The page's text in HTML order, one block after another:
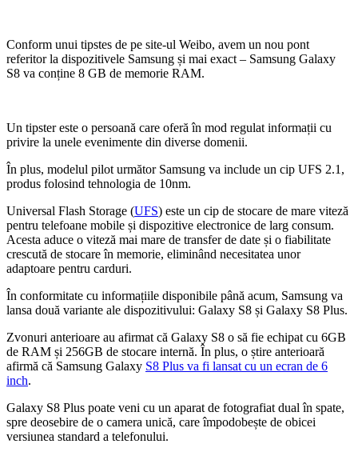
Conform unui tipstes de pe site-ul Weibo, avem un nou pont
referitor la dispozitivele Samsung și mai exact – Samsung Galaxy
S8 va conține 8 GB de memorie RAM.
Un tipster este o persoană care oferă în mod regulat informații cu
privire la unele evenimente din diverse domenii.
În plus, modelul pilot următor Samsung va include un cip UFS 2.1,
produs folosind tehnologia de 10nm.
Universal Flash Storage (UFS) este un cip de stocare de mare viteză
pentru telefoane mobile și dispozitive electronice de larg consum.
Acesta aduce o viteză mai mare de transfer de date și o fiabilitate
crescută de stocare în memorie, eliminând necesitatea unor
adaptoare pentru carduri.
În conformitate cu informațiile disponibile până acum, Samsung va
lansa două variante ale dispozitivului: Galaxy S8 și Galaxy S8 Plus.
Zvonuri anterioare au afirmat că Galaxy S8 o să fie echipat cu 6GB
de RAM și 256GB de stocare internă. În plus, o știre anterioară
afirmă că Samsung Galaxy S8 Plus va fi lansat cu un ecran de 6
inch.
Galaxy S8 Plus poate veni cu un aparat de fotografiat dual în spate,
spre deosebire de o camera unică, care împodobește de obicei
versiunea standard a telefonului.